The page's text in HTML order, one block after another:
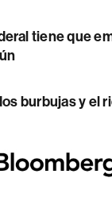
tiene que
burbujas y el